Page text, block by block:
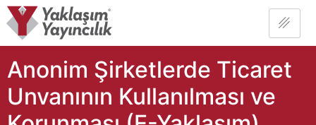
Anonim Şirketlerde Ticaret
Unvanının Kullanılması ve